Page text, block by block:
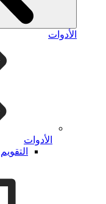
الأدوات
الأدوات